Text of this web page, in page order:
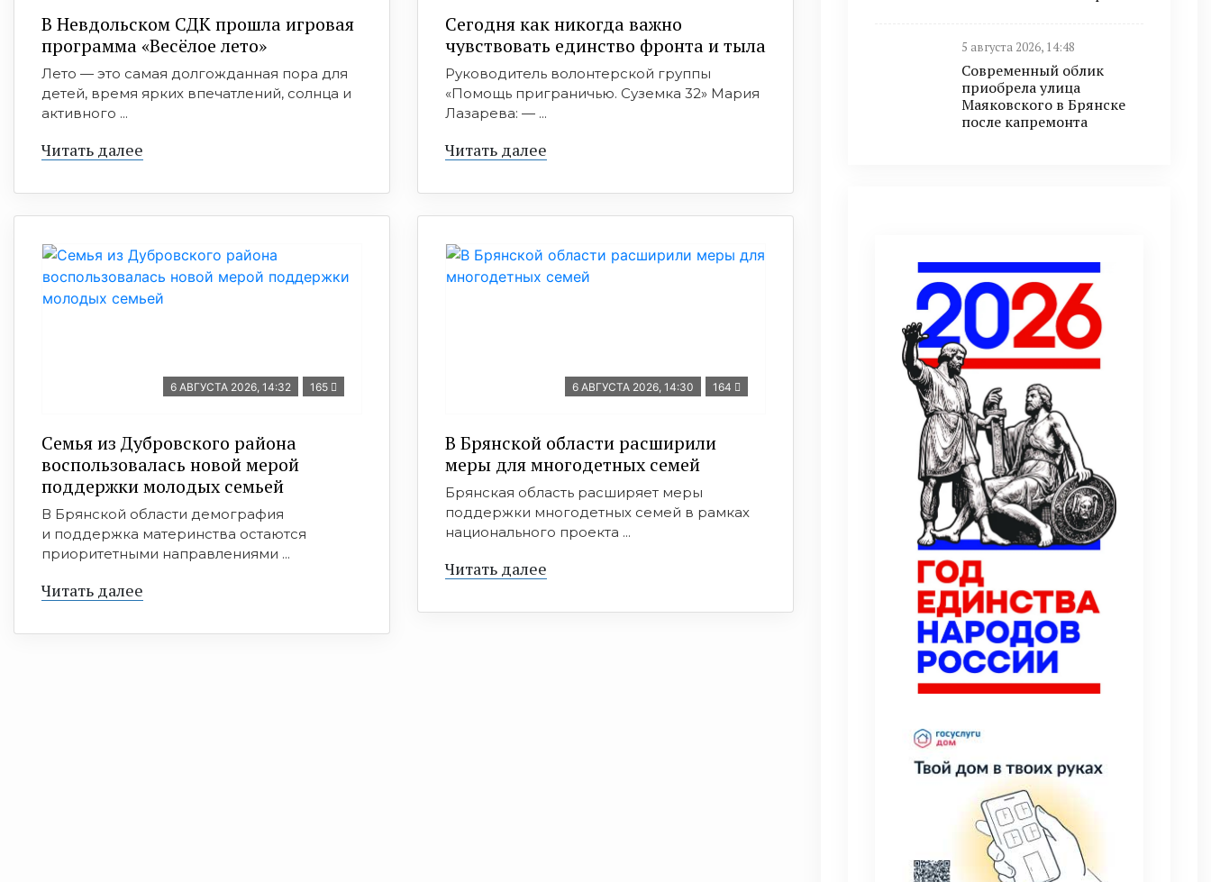
В Невдольском СДК прошла игровая
программа «Весёлое лето»
Лето — это самая долгожданная пора для
детей, время ярких впечатлений, солнца и
активного ...
Читать далее
Сегодня как никогда важно
чувствовать единство фронта и тыла
Руководитель волонтерской группы
«Помощь приграничью. Суземка 32» Мария
Лазарева: — ...
Читать далее
6 АВГУСТА 2026, 14:32 165
Семья из Дубровского района
воспользовалась новой мерой
поддержки молодых семьей
В Брянской области демография
и поддержка материнства остаются
приоритетными направлениями ...
Читать далее
6 АВГУСТА 2026, 14:30 164
В Брянской области расширили
меры для многодетных семей
Брянская область расширяет меры
поддержки многодетных семей в рамках
национального проекта ...
Читать далее
5 августа 2026, 14:48
Современный облик
приобрела улица
Маяковского в Брянске
после капремонта